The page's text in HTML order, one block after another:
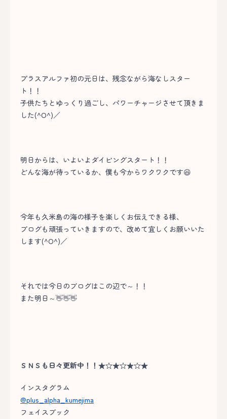
プラスアルファ初の元日は、残念ながら海なしスター
ト！！
子供たちとゆっくり過ごし、パワーチャージさせて頂きま
した(^O^)／
明日からは、いよいよダイビングスタート！！
どんな海が待っているか、僕も今からワクワクです😆
今年も久米島の海の様子を楽しくお伝えできる様、
ブログも頑張っていきますので、改めて宜しくお願いいた
します(^O^)／
それでは今日のブログはこの辺で～！！
また明日～👋👋👋
ＳＮＳも日々更新中！！★☆★☆★☆★
インスタグラム
@plus_alpha_kumejima
フェイスブック